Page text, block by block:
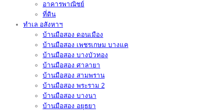
อาคารพาณิชย์
ที่ดิน
ทำเล อสังหาฯ
บ้านมือสอง ดอนเมือง
บ้านมือสอง เพชรเกษม บางแค
บ้านมือสอง บางบัวทอง
บ้านมือสอง ศาลายา
บ้านมือสอง สามพราน
บ้านมือสอง พระราม 2
บ้านมือสอง บางนา
บ้านมือสอง อยุธยา